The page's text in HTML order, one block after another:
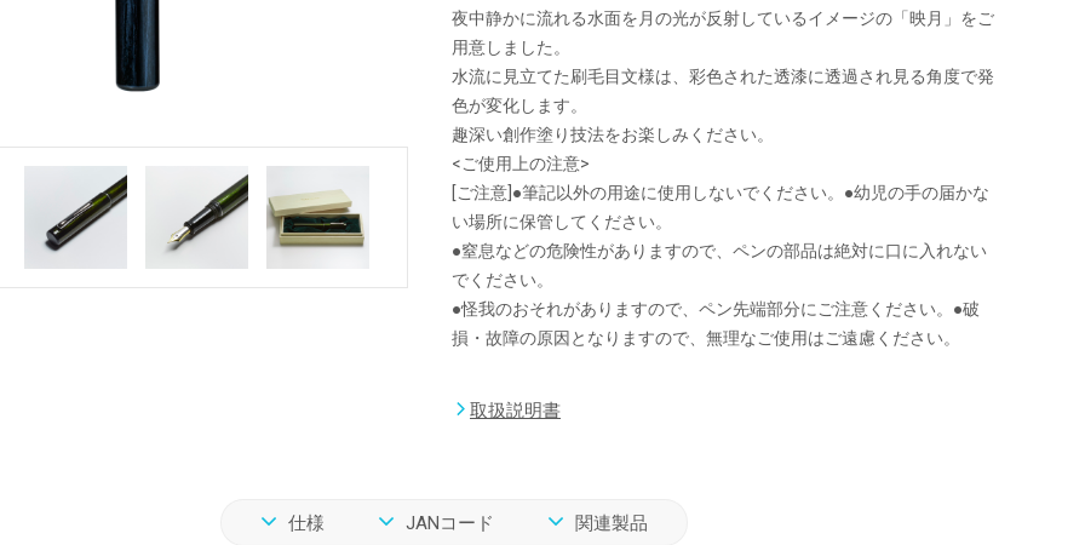
夜中静かに流れる水面を月の光が反射しているイメージの「映月」をご
用意しました。
水流に見立てた刷毛目文様は、彩色された透漆に透過され見る角度で発
色が変化します。
趣深い創作塗り技法をお楽しみください。
<ご使用上の注意>
[ご注意]●筆記以外の用途に使用しないでください。●幼児の手の届かな
い場所に保管してください。
●窒息などの危険性がありますので、ペンの部品は絶対に口に入れない
でください。
●怪我のおそれがありますので、ペン先端部分にご注意ください。●破
損・故障の原因となりますので、無理なご使用はご遠慮ください。
取扱説明書
仕様 JANコード 関連製品